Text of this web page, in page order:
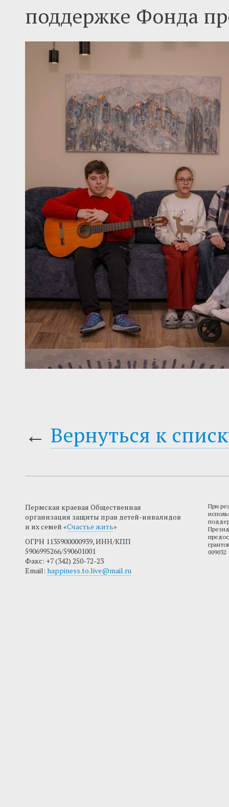
поддержке Фонда
← Вернуться к
Пермская краевая Общественная
организация защиты прав детей-инвалидов
и их семей «Счастье жить»
ОГРН 1135900000939, ИНН/КПП
5906995266/590601001
Факс: +7 (342) 250-72-23
Email: happiness.to.live@mail.ru
При
009032